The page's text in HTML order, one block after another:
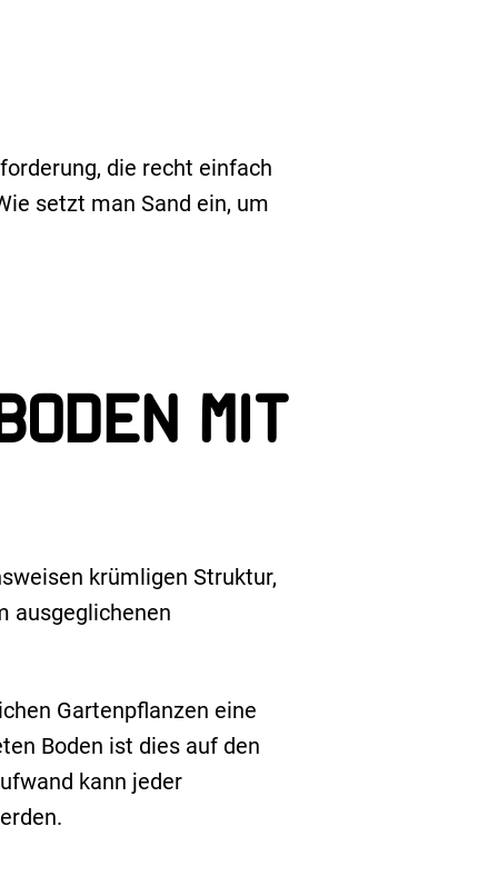
die recht einfach
setzt man Sand ein, um
mit
krümligen Struktur,
ausgeglichenen
Gartenpflanzen eine
Boden ist dies auf den
kann jeder